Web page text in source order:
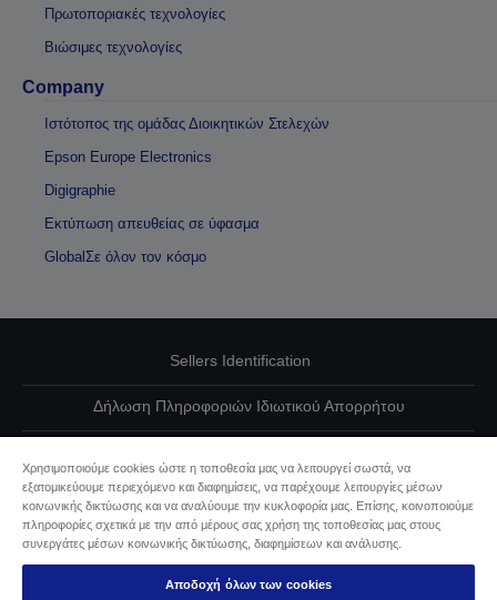
Πρωτοποριακές τεχνολογίες
Βιώσιμες τεχνολογίες
Company
Ιστότοπος της ομάδας Διοικητικών Στελεχών
Epson Europe Electronics
Digigraphie
Εκτύπωση απευθείας σε ύφασμα
GlobalΣε όλον τον κόσμο
Sellers Identification
Δήλωση Πληροφοριών Ιδιωτικού Απορρήτου
Επικοινωνήστε μαζί μας για τα δεδομένα σας
Πληροφορίες σχετικά με τα cookie
Δέσμευση της Epson για προσβασιμότητα
Χρησιμοποιούμε cookies ώστε η τοποθεσία μας να λειτουργεί σωστά, να
εξατομικεύουμε περιεχόμενο και διαφημίσεις, να παρέχουμε λειτουργίες μέσων
κοινωνικής δικτύωσης και να αναλύουμε την κυκλοφορία μας. Επίσης, κοινοποιούμε
πληροφορίες σχετικά με την από μέρους σας χρήση της τοποθεσίας μας στους
συνεργάτες μέσων κοινωνικής δικτύωσης, διαφημίσεων και ανάλυσης.
Αποδοχή όλων των cookies